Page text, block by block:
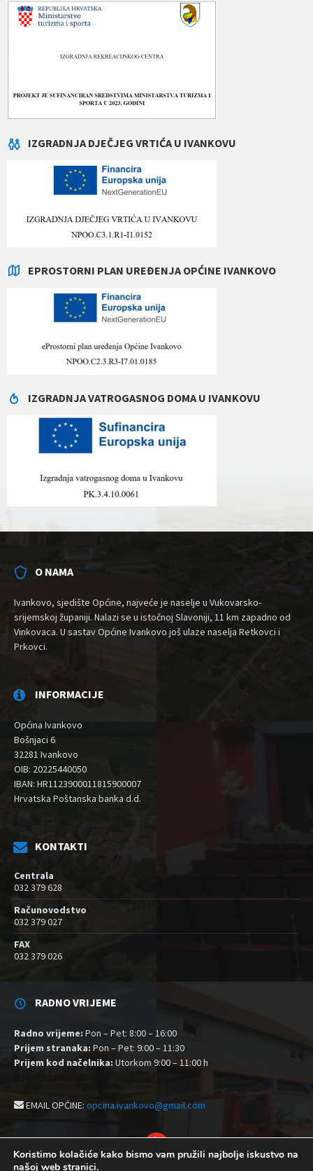
IZGRADNJA DJEČJEG VRTIĆA U IVANKOVU
EPROSTORNI PLAN UREĐENJA OPĆINE IVANKOVO
IZGRADNJA VATROGASNOG DOMA U IVANKOVU
O NAMA
Ivankovo, sjedište Općine, najveće je naselje u Vukovarsko-
srijemskoj županiji. Nalazi se u istočnoj Slavoniji, 11 km zapadno od
Vinkovaca. U sastav Općine Ivankovo još ulaze naselja Retkovci i
Prkovci.
INFORMACIJE
Općina Ivankovo
Bošnjaci 6
32281 Ivankovo
OIB: 20225440050
IBAN: HR1123900011815900007
Hrvatska Poštanska banka d.d.
KONTAKTI
Centrala
032 379 628
Računovodstvo
032 379 027
FAX
032 379 026
RADNO VRIJEME
Radno vrijeme: Pon – Pet: 8:00 – 16:00
Prijem stranaka: Pon – Pet: 9:00 – 11:30
Prijem kod načelnika: Utorkom 9:00 – 11:00 h
EMAIL OPĆINE: opcina.ivankovo@gmail.com
YouTube
Koristimo kolačiće kako bismo vam pružili najbolje iskustvo na
našoj web stranici.